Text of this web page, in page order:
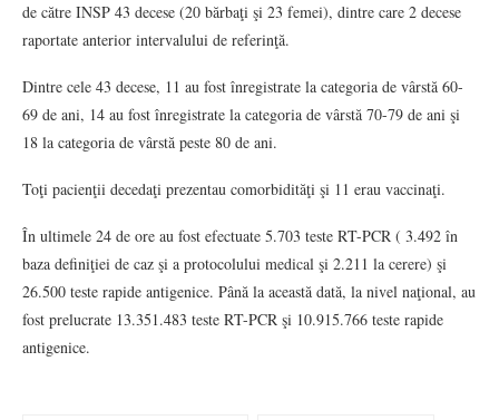
de către INSP 43 decese (20 bărbaţi şi 23 femei), dintre care 2 decese
raportate anterior intervalului de referinţă.
Dintre cele 43 decese, 11 au fost înregistrate la categoria de vârstă 60-
69 de ani, 14 au fost înregistrate la categoria de vârstă 70-79 de ani şi
18 la categoria de vârstă peste 80 de ani.
Toţi pacienţii decedaţi prezentau comorbidităţi şi 11 erau vaccinaţi.
În ultimele 24 de ore au fost efectuate 5.703 teste RT-PCR ( 3.492 în
baza definiţiei de caz şi a protocolului medical şi 2.211 la cerere) şi
26.500 teste rapide antigenice. Până la această dată, la nivel naţional, au
fost prelucrate 13.351.483 teste RT-PCR şi 10.915.766 teste rapide
antigenice.